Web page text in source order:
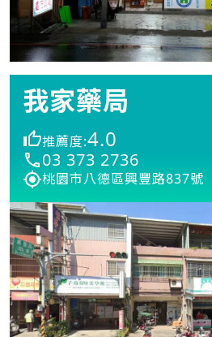
我家藥局
推薦度:4.0
03 373 2736
桃園市八德區興豐路837號